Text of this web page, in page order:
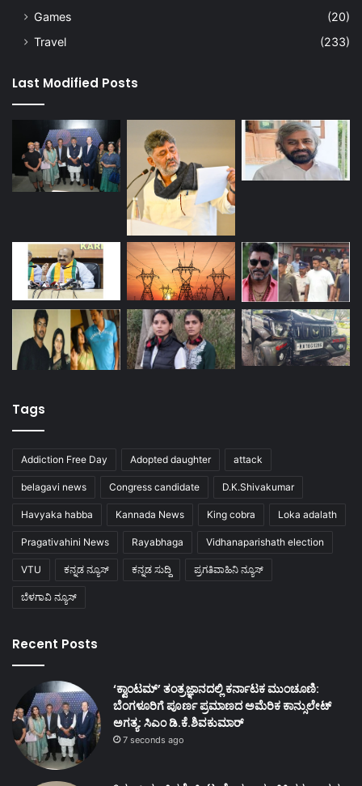
Games
(20)
Travel
(233)
Last Modified Posts
Tags
Addiction Free Day Adopted daughter attack
belagavi news Congress candidate D.K.Shivakumar
Havyaka habba Kannada News King cobra Loka adalath
Pragativahini News Rayabhaga Vidhanaparishath election
VTU ಕನ್ನಡ ನ್ಯೂಸ್ ಕನ್ನಡ ಸುದ್ದಿ ಪ್ರಗತಿವಾಹಿನಿ ನ್ಯೂಸ್
ಬೆಳಗಾವಿ ನ್ಯೂಸ್
Recent Posts
‘ಕ್ವಾಂಟಮ್’ ತಂತ್ರಜ್ಞಾನದಲ್ಲಿ ಕರ್ನಾಟಕ ಮುಂಚೂಣಿ:
ಬೆಂಗಳೂರಿಗೆ ಪೂರ್ಣ ಪ್ರಮಾಣದ ಅಮೆರಿಕ ಕಾನ್ಸುಲೇಟ್
ಅಗತ್ಯ: ಸಿಎಂ ಡಿ.ಕೆ.ಶಿವಕುಮಾರ್
7 seconds ago